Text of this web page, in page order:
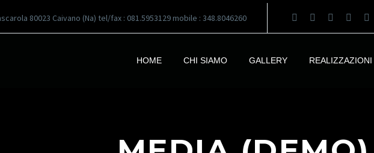
80023 Caivano (Na) tel/fax : 081.5953129 mobile : 348.8046260
HOME CHI SIAMO GALLERY REALIZZAZIONI